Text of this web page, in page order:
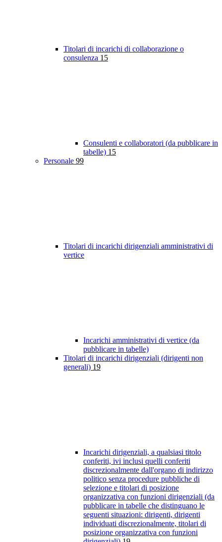
Titolari di incarichi di collaborazione o
consulenza 15
Consulenti e collaboratori (da pubblicare in
tabelle) 15
Personale 99
Titolari di incarichi dirigenziali amministrativi di
vertice
Incarichi amministrativi di vertice (da
pubblicare in tabelle)
Titolari di incarichi dirigenziali (dirigenti non
generali) 19
Incarichi dirigenziali, a qualsiasi titolo
conferiti, ivi inclusi quelli conferiti
discrezionalmente dall'organo di indirizzo
politico senza procedure pubbliche di
selezione e titolari di posizione
organizzativa con funzioni dirigenziali (da
pubblicare in tabelle che distinguano le
seguenti situazioni: dirigenti, dirigenti
individuati discrezionalmente, titolari di
posizione organizzativa con funzioni